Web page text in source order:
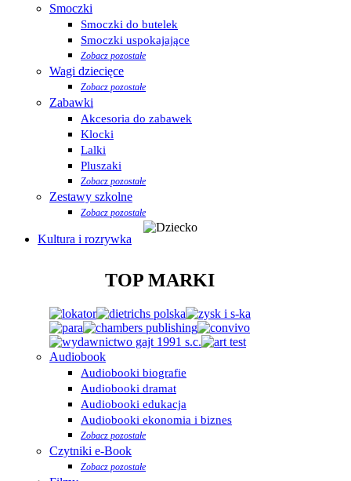
Smoczki
Smoczki do butelek
Smoczki uspokajające
Zobacz pozostałe
Wagi dziecięce
Zobacz pozostałe
Zabawki
Akcesoria do zabawek
Klocki
Lalki
Pluszaki
Zobacz pozostałe
Zestawy szkolne
Zobacz pozostałe
Kultura i rozrywka
TOP MARKI
Audiobook
Audiobooki biografie
Audiobooki dramat
Audiobooki edukacja
Audiobooki ekonomia i biznes
Zobacz pozostałe
Czytniki e-Book
Zobacz pozostałe